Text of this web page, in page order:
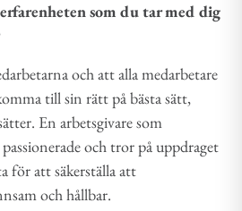
som du tar med dig
och att alla medarbetare
till sin rätt på bästa sätt,
En arbetsgivare som
och tror på uppdraget
för att säkerställa att
och hållbar.